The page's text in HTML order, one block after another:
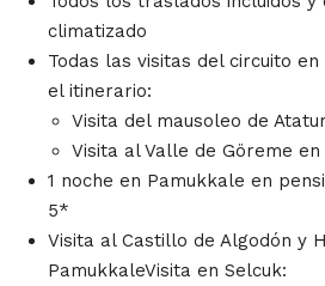
climatizado
Todas las visitas del circuito en
el itinerario:
Visita del mausoleo de
Visita al Valle de Göreme en
1 noche en Pamukkale en
5*
Visita al Castillo de Algodón y
PamukkaleVisita en Selcuk: